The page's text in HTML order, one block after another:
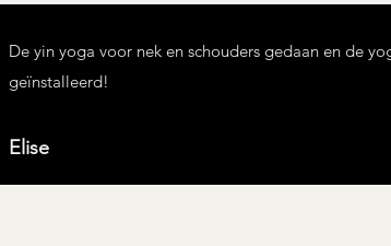
De yin yoga voor nek en schouders gedaan en de
geïnstalleerd!
Elise